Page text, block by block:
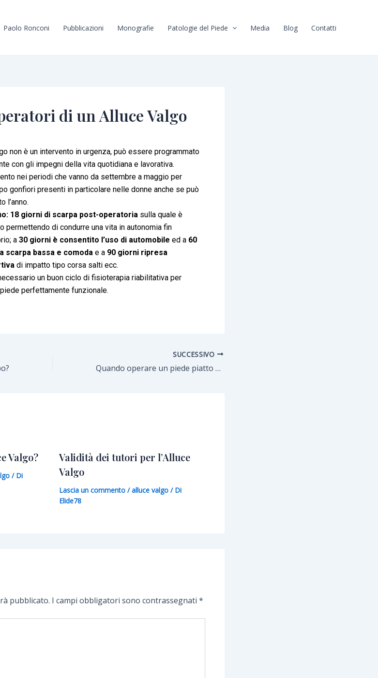
Paolo Ronconi Pubblicazioni Monografie Patologie del Piede Media Blog Contatti
di un Alluce Valgo
non è un intervento in urgenza, può essere programmato
con gli impegni della vita quotidiana e lavorativa.
nei periodi che vanno da settembre a maggio per
gonfiori presenti in particolare nelle donne anche se può
l’anno.
18 giorni di scarpa post-operatoria sulla quale è
permettendo di condurre una vita in autonomia fin
a 30 giorni è consentito l’uso di automobile ed a 60
scarpa bassa e comoda e a 90 giorni ripresa
di impatto tipo corsa salti ecc.
un buon ciclo di fisioterapia riabilitativa per
perfettamente funzionale.
SUCCESSIVO
Quando operare un piede piatto di un bambino?
Valgo?
/ Di
Validità dei tutori per l’Alluce
Valgo
Lascia un commento /alluce valgo/ Di
Elide78
pubblicato. I campi obbligatori sono contrassegnati *